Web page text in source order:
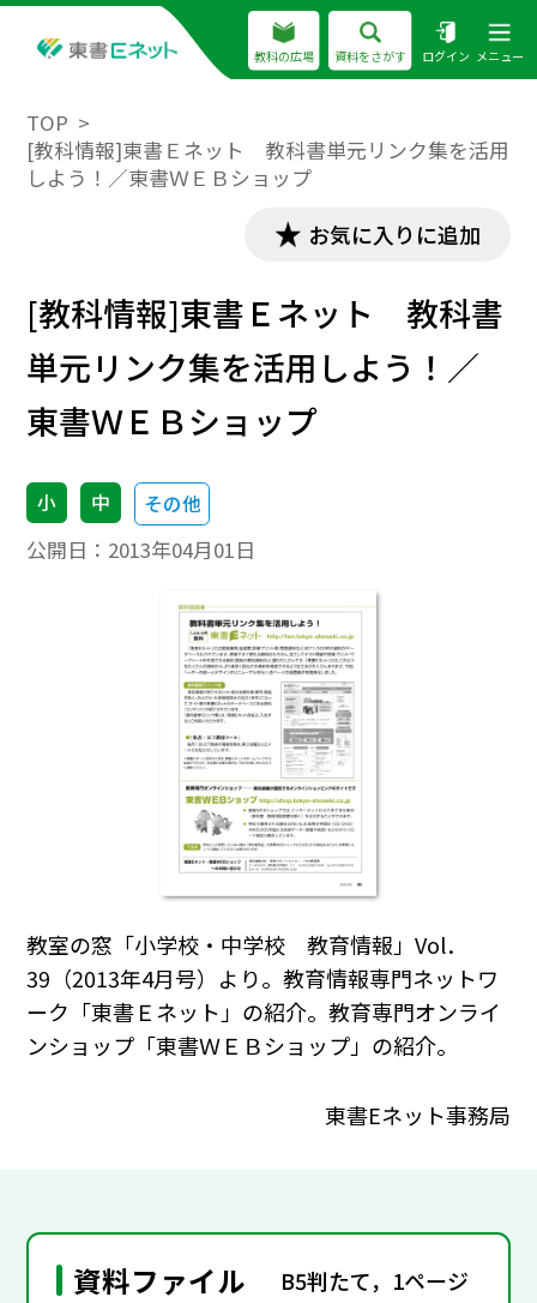
教科の広場 資料をさがす ログイン メニュー
TOP
[教科情報]東書Ｅネット 教科書単元リンク集を活用
しよう！／東書ＷＥＢショップ
お気に入りに追加
[教科情報]東書Ｅネット 教科書
単元リンク集を活用しよう！／
東書ＷＥＢショップ
小 中 その他
公開日： 2013年04月01日
教室の窓「小学校・中学校 教育情報」Vol．
39（2013年4月号）より。教育情報専門ネットワ
ーク「東書Ｅネット」の紹介。教育専門オンライ
ンショップ「東書ＷＥＢショップ」の紹介。
東書Eネット事務局
資料ファイル B5判たて，1ページ